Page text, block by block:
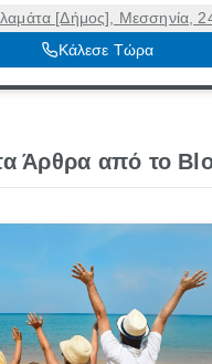
[Δήμος], Μεσσηνία,
Κάλεσε Τώρα
Άρθρα από το